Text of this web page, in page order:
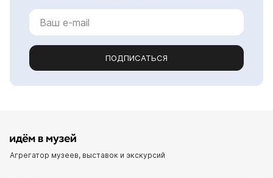
ПОДПИСАТЬСЯ
Агрегатор музеев, выставок и экскурсий